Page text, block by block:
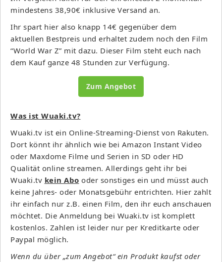
mindestens 38,90€ inklusive Versand an.
Ihr spart hier also knapp 14€ gegenüber dem
aktuellen Bestpreis und erhaltet zudem noch den Film
“World War Z” mit dazu. Dieser Film steht euch nach
dem Kauf ganze 48 Stunden zur Verfügung.
Zum Angebot
Was ist Wuaki.tv?
Wuaki.tv ist ein Online-Streaming-Dienst von Rakuten.
Dort könnt ihr ähnlich wie bei Amazon Instant Video
oder Maxdome Filme und Serien in SD oder HD
Qualität online streamen. Allerdings geht ihr bei
Wuaki.tv kein Abo oder sonstiges ein und müsst auch
keine Jahres- oder Monatsgebühr entrichten. Hier zahlt
ihr einfach nur z.B. einen Film, den ihr euch anschauen
möchtet. Die Anmeldung bei Wuaki.tv ist komplett
kostenlos. Zahlen ist leider nur per Kreditkarte oder
Paypal möglich.
Wenn du über „zum Angebot“ ein Produkt kaufst oder